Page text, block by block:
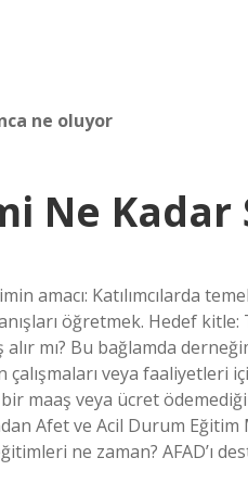
ne oluyor
Ne Kadar
amacı: Katılımcılarda
öğretmek. Hedef
mı? Bu bağlamda
veya faaliyetleri
maaş veya ücret
Afet ve Acil Durum
ne zaman? AFAD’ı